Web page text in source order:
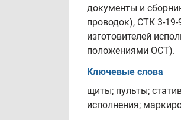
документы и
проводок), СТК 3-
изготовителей
положениями ОСТ).
Ключевые слова
щиты; пульты;
исполнения;